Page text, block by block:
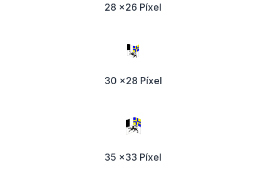
28 x26 Píxel
30 x28 Píxel
35 x33 Píxel